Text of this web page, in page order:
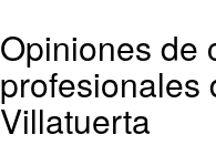
Opiniones de
profesionales
Villatuerta